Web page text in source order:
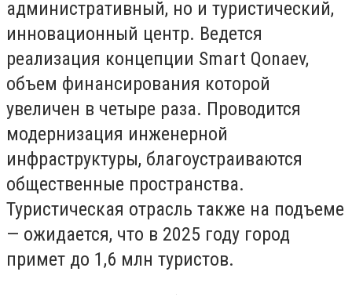
административный, но и туристический,
инновационный центр. Ведется
реализация концепции Smart Qonaev,
объем финансирования которой
увеличен в четыре раза. Проводится
модернизация инженерной
инфраструктуры, благоустраиваются
общественные пространства.
Туристическая отрасль также на подъеме
— ожидается, что в 2025 году город
примет до 1,6 млн туристов.